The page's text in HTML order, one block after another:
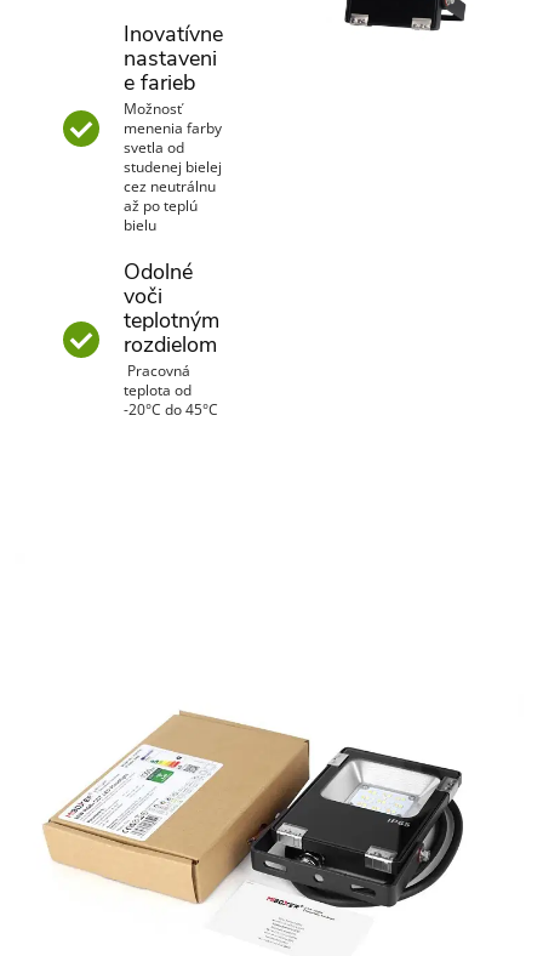
Inovatívne
nastaveni
e farieb
Možnosť
menenia farby
svetla od
studenej bielej
cez neutrálnu
až po teplú
bielu
Odolné
voči
teplotným
rozdielom
Pracovná
teplota od
-20°C do 45°C